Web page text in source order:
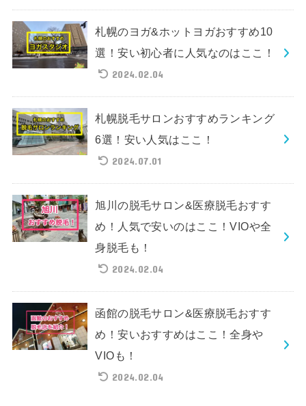
札幌のヨガ&ホットヨガおすすめ10
選！安い初心者に人気なのはここ！
2024.02.04
札幌脱毛サロンおすすめランキング
6選！安い人気はここ！
2024.07.01
旭川の脱毛サロン&医療脱毛おすす
め！人気で安いのはここ！VIOや全
身脱毛も！
2024.02.04
函館の脱毛サロン&医療脱毛おすす
め！安いおすすめはここ！全身や
VIOも！
2024.02.04